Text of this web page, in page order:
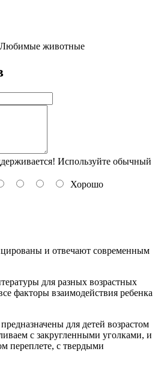
животные
Используйте обычный
Хорошо
и отвечают современным
для разных возрастных
факторы взаимодействия ребенка
для детей возрастом
с закругленными уголками, и
переплете, с твердыми